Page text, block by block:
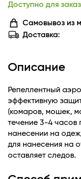
Доступно для
Самовывоз из
Доставка:
Описание
Репеллентный
эффективную
(комаров, мошек,
течение 3-4 часов
нанесении на
для нанесения на
оставляет следов.